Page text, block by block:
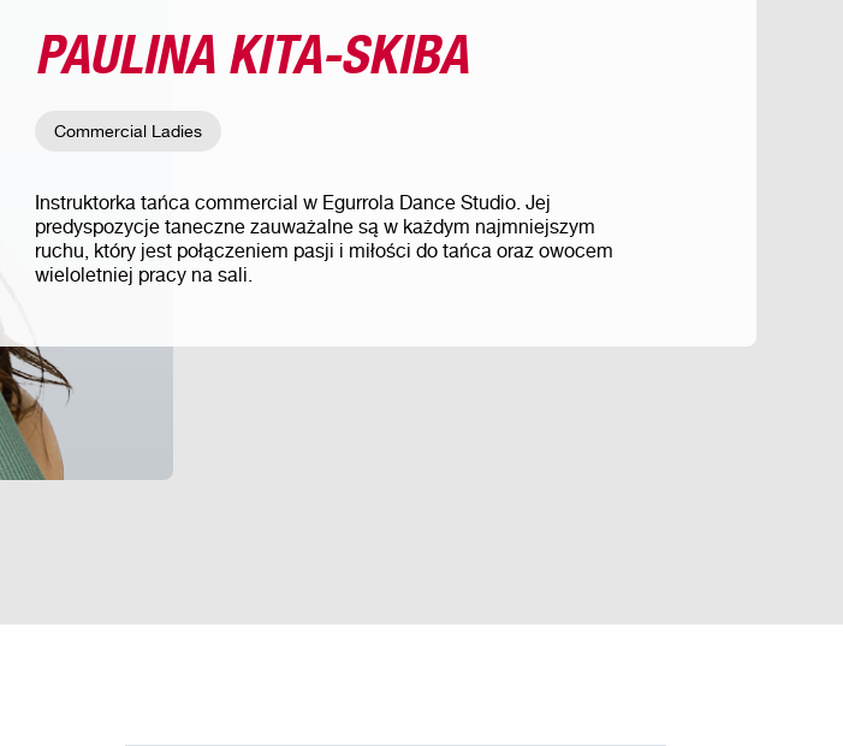
PAULINA KITA-SKIBA
Commercial Ladies
Instruktorka tańca commercial w Egurrola Dance Studio. Jej
predyspozycje taneczne zauważalne są w każdym najmniejszym
ruchu, który jest połączeniem pasji i miłości do tańca oraz owocem
wieloletniej pracy na sali.